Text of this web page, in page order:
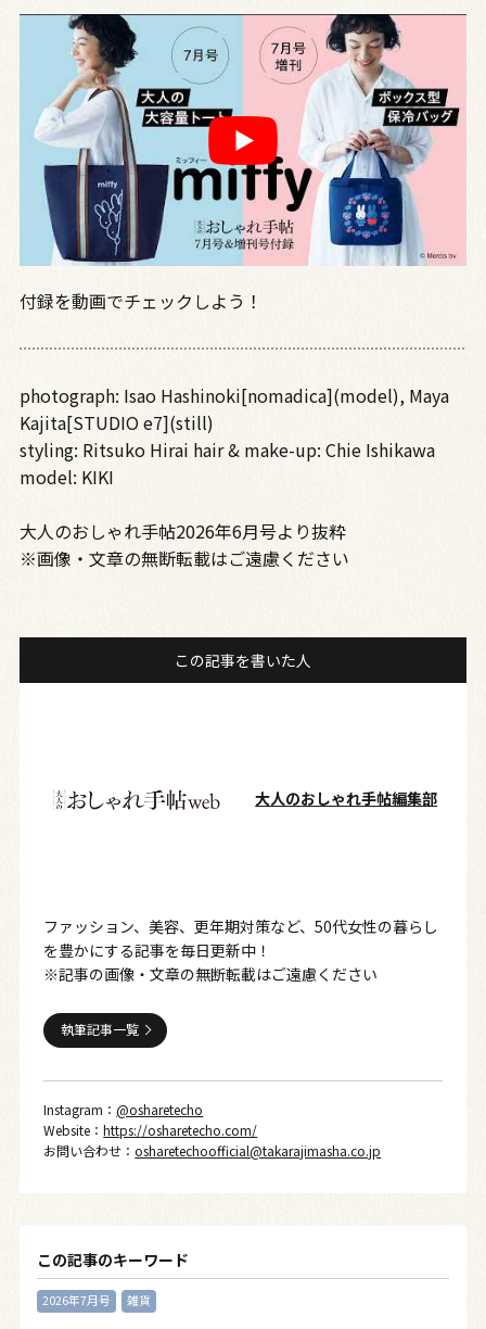
付録を動画でチェックしよう！
photograph: Isao Hashinoki[nomadica](model), Maya
Kajita[STUDIO e7](still)
styling: Ritsuko Hirai hair & make-up: Chie Ishikawa
model: KIKI
大人のおしゃれ手帖2026年6月号より抜粋
※画像・文章の無断転載はご遠慮ください
この記事を書いた人
大人のおしゃれ手帖編集部
ファッション、美容、更年期対策など、50代女性の暮らし
を豊かにする記事を毎日更新中！
※記事の画像・文章の無断転載はご遠慮ください
執筆記事一覧
Instagram：@osharetecho
Website：https://osharetecho.com/
お問い合わせ：osharetechoofficial@takarajimasha.co.jp
この記事のキーワード
2026年7月号 雑貨